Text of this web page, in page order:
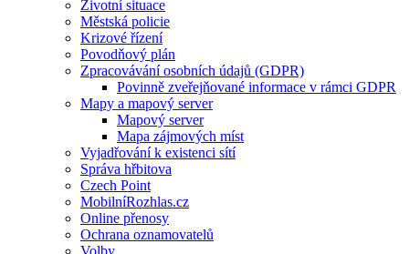
Životní situace
Městská policie
Krizové řízení
Povodňový plán
Zpracovávání osobních údajů (GDPR)
Povinně zveřejňované informace v rámci GDPR
Mapy a mapový server
Mapový server
Mapa zájmových míst
Vyjadřování k existenci sítí
Správa hřbitova
Czech Point
MobilníRozhlas.cz
Online přenosy
Ochrana oznamovatelů
Volby